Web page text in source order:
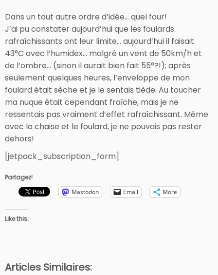
Dans un tout autre ordre d’idée… quel four!
J’ai pu constater aujourd’hui que les foulards
rafraîchissants ont leur limite… aujourd’hui il faisait
43°C avec l’humidex… malgré un vent de 50km/h et
de l’ombre… (sinon il aurait bien fait 55°?!); après
seulement quelques heures, l’enveloppe de mon
foulard était sèche et je le sentais tiède. Au toucher
ma nuque était cependant fraîche, mais je ne
ressentais pas vraiment d’effet rafraîchissant. Même
avec la chaise et le foulard, je ne pouvais pas rester
dehors!
[jetpack_subscription_form]
Partagez!
Mastodon
Email More
Like this:
Articles Similaires: